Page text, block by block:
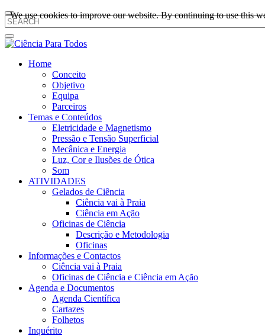
Home
Conceito
Objetivo
Equipa
Parceiros
Temas e Conteúdos
Eletricidade e Magnetismo
Pressão e Tensão Superficial
Mecânica e Energia
Luz, Cor e Ilusões de Ótica
Som
ATIVIDADES
Gelados de Ciência
Ciência vai à Praia
Ciência em Ação
Oficinas de Ciência
Descrição e Metodologia
Oficinas
Informações e Contactos
Ciência vai à Praia
Oficinas de Ciência e Ciência em Ação
Agenda e Documentos
Agenda Científica
Cartazes
Folhetos
Inquérito
We use cookies to improve our website. By continuing to use this